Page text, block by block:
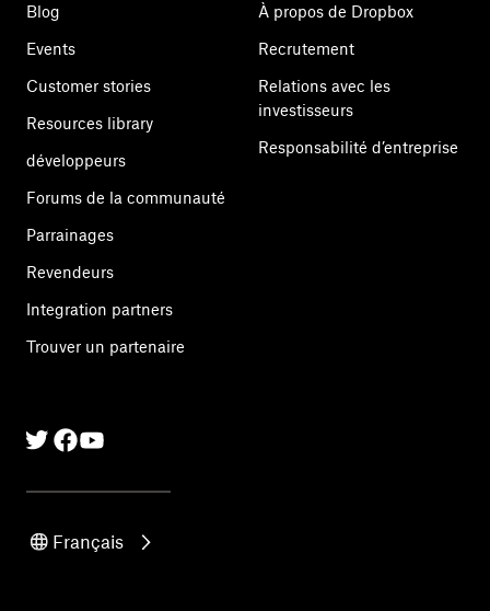
Blog
Events
Customer stories
Resources library
développeurs
Forums de la communauté
Parrainages
Revendeurs
Integration partners
Trouver un partenaire
À propos de Dropbox
Recrutement
Relations avec les
investisseurs
Responsabilité d’entreprise
Français